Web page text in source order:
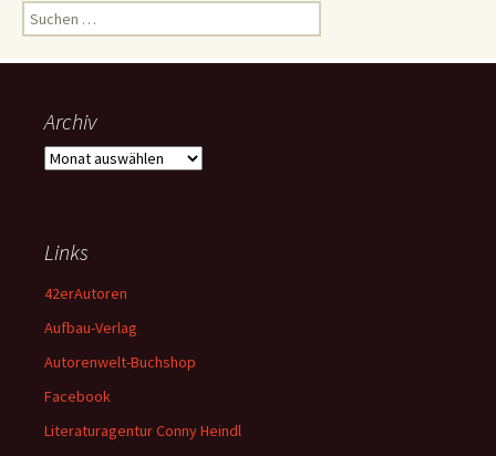
Suchen
nach:
Archiv
Archiv
Links
42erAutoren
Aufbau-Verlag
Autorenwelt-Buchshop
Facebook
Literaturagentur Conny Heindl